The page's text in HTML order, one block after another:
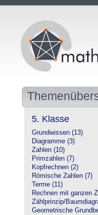
5. Klasse
Grundwissen (13)
Diagramme (3)
Zahlen (10)
Primzahlen (7)
Kopfrechnen (2)
Römische Zahlen (7)
Terme (11)
Rechnen mit ganzen
Zählprinzip/
Geometrische